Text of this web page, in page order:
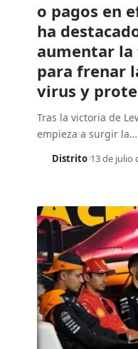
o pagos en
ha
aumentar la
para frenar
virus y
Tras la victoria de
empieza a surgir la…
Distrito 13 de julio